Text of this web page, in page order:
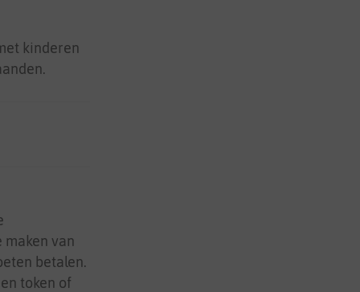
kinderen
maken van
betalen.
token of